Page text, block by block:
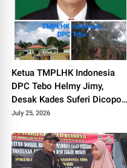
Ketua TMPLHK Indonesia
DPC Tebo Helmy Jimy,
Desak Kades Suferi Dicopot
Tidak Hormat, Pemkab Tebo
July 25, 2026